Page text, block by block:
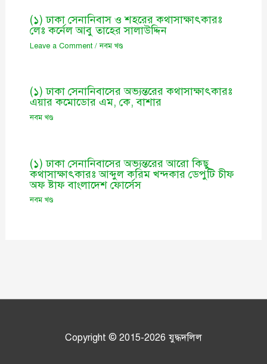
(১) ঢাকা সেনানিবাস ও শহরের কথাসাক্ষাৎকারঃ
লেঃ কর্নেল আবু তাহের সালাউদ্দিন
Leave a Comment /নবম খণ্ড
(১) ঢাকা সেনানিবাসের অভ্যন্তরের কথাসাক্ষাৎকারঃ
এয়ার কমোডোর এম, কে, বাশার
নবম খণ্ড
(১) ঢাকা সেনানিবাসের অভ্যন্তরের আরো কিছু
কথাসাক্ষাৎকারঃ আব্দুল করিম খন্দকার ডেপুটি চীফ
অফ ষ্টাফ বাংলাদেশ ফোর্সেস
নবম খণ্ড
Copyright © 2015-2026যুদ্ধদলিল